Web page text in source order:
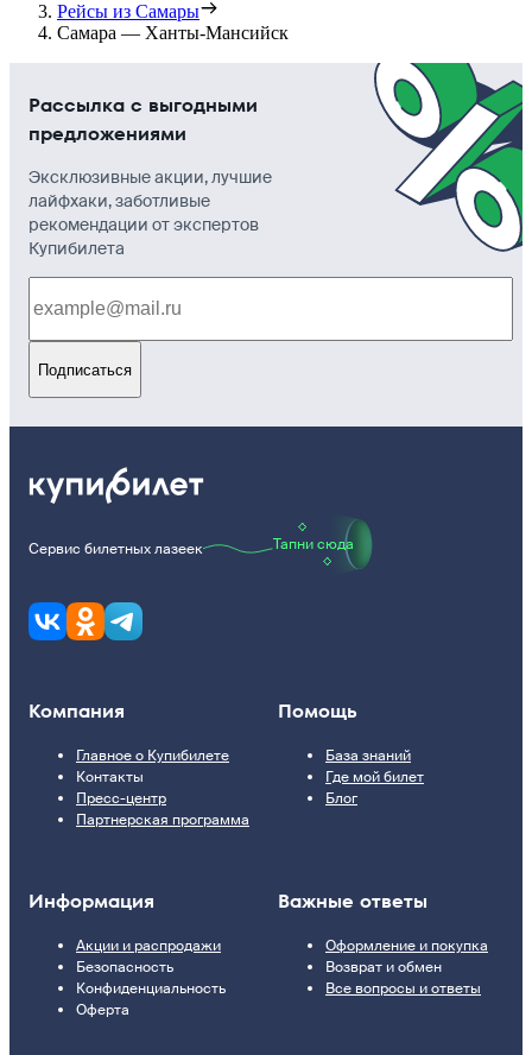
Рейсы из Самары
Самара — Ханты-Мансийск
Рассылка с выгодными
предложениями
Эксклюзивные акции, лучшие
лайфхаки, заботливые
рекомендации от экспертов
Купибилета
Подписаться
Сервис билетных лазеек Тапни сюда
Компания
Главное о Купибилете
Контакты
Пресс-центр
Партнерская программа
Помощь
База знаний
Где мой билет
Блог
Информация
Акции и распродажи
Безопасность
Конфиденциальность
Оферта
Важные ответы
Оформление и покупка
Возврат и обмен
Все вопросы и ответы